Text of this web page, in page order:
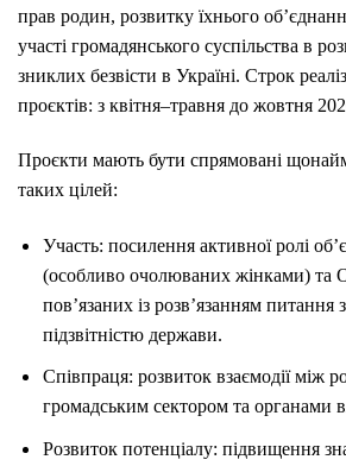
прав родин, розвитку їхнього
участі громадянського суспільства в
зниклих безвісти в Україні. Строк
проєктів: з квітня–травня до жовтня
Проєкти мають бути спрямовані
таких цілей:
Участь: посилення активної ролі
(особливо очолюваних жінками) та
пов’язаних із розв’язанням питання
підзвітністю держави.
Співпраця: розвиток взаємодії між
громадським сектором та органами
Розвиток потенціалу: підвищення